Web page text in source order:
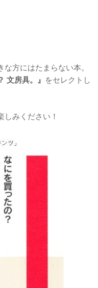
方にはたまらない本。
文房具。』 をセレクトし
みください！